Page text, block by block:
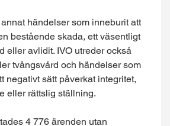
händelser som inneburit att
bestående skada, ett väsentligt
eller avlidit. IVO utreder också
tvångsvård och händelser som
negativt sätt påverkat integritet,
eller rättslig ställning.
4 776 ärenden utan